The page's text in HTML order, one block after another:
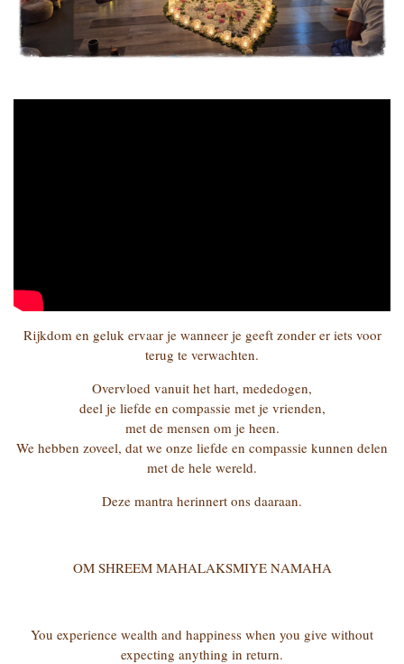
Rijkdom en geluk ervaar je wanneer je geeft zonder er iets voor
terug te verwachten.
Overvloed vanuit het hart, mededogen,
deel je liefde en compassie met je vrienden,
met de mensen om je heen.
We hebben zoveel, dat we onze liefde en compassie kunnen delen
met de hele wereld.
Deze mantra herinnert ons daaraan.
OM SHREEM MAHALAKSMIYE NAMAHA
You experience wealth and happiness when you give without
expecting anything in return.